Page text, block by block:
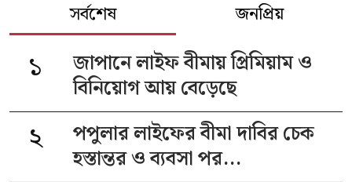
সর্বশেষ জনপ্রিয়
১
জাপানে লাইফ বীমায় প্রিমিয়াম ও
বিনিয়োগ আয় বেড়েছে
২
পপুলার লাইফের বীমা দাবির চেক
হস্তান্তর ও ব্যবসা পর...